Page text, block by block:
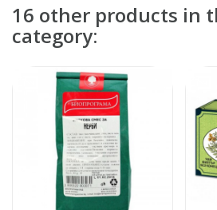
16 other products in
category: